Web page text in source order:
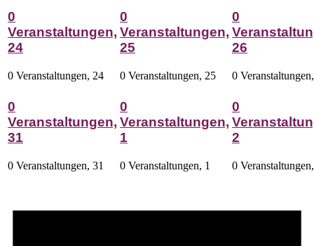
0
Veranstaltungen,
24
0 Veranstaltungen, 24
0
Veranstaltungen,
25
0 Veranstaltungen, 25
0
26
0
0
Veranstaltungen,
31
0 Veranstaltungen, 31
0
Veranstaltungen,
1
0 Veranstaltungen, 1
0
2
0